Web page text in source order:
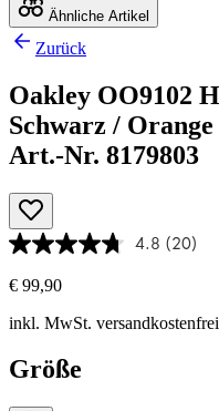
Ähnliche Artikel
Zurück
Oakley OO9102
Schwarz / Orange
Art.-Nr. 8179803
4.8 (20)
€ 99,90
inkl. MwSt. versandkostenfrei
Größe